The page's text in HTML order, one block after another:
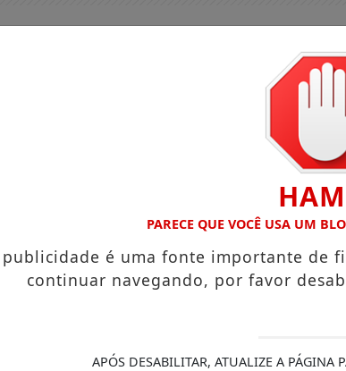
EMPREGOS GUIA COMERCIAL
DE AÇÚCAR
PARECE QUE VOCÊ USA UM
publicidade é uma fonte importante de
continuar navegando, por favor
APÓS DESABILITAR, ATUALIZE A PÁGINA